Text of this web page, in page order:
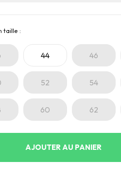
taille :
44 46
52 54
60 62
AJOUTER AU PANIER